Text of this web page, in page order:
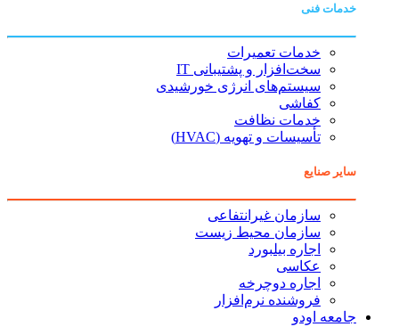
خدمات فنی
خدمات تعمیرات
سخت‌افزار و پشتیبانی IT
سیستم‌های انرژی خورشیدی
کفاشی
خدمات نظافت
تأسیسات و تهویه (HVAC)
سایر صنایع
سازمان غیرانتفاعی
سازمان محیط زیست
اجاره بیلبورد
عکاسی
اجاره دوچرخه
فروشنده نرم‌افزار
جامعه اودو